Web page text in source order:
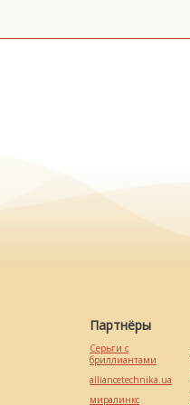
Партнёры
Серьги с
бриллиантами
alliancetechnika.ua
миралинкс